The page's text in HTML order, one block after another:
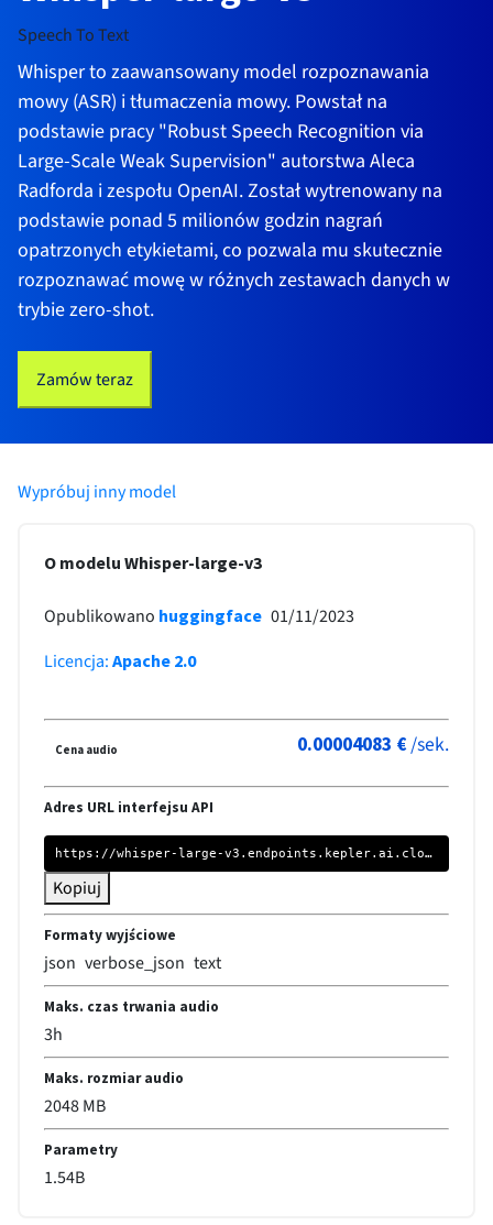
Speech To Text
Whisper to zaawansowany model rozpoznawania
mowy (ASR) i tłumaczenia mowy. Powstał na
podstawie pracy "Robust Speech Recognition via
Large-Scale Weak Supervision" autorstwa Aleca
Radforda i zespołu OpenAI. Został wytrenowany na
podstawie ponad 5 milionów godzin nagrań
opatrzonych etykietami, co pozwala mu skutecznie
rozpoznawać mowę w różnych zestawach danych w
trybie zero-shot.
Zamów teraz
Wypróbuj inny model
O modelu Whisper-large-v3
Opublikowano huggingface 01/11/2023
Licencja: Apache 2.0
Cena audio 0.00004083 €/sek.
Adres URL interfejsu API
https://whisper-large-v3.endpoints.kepler.ai.cloud.ovh.net/api/openai_compat/
Kopiuj
Formaty wyjściowe
json verbose_json text
Maks. czas trwania audio
3h
Maks. rozmiar audio
2048MB
Parametry
1.54B